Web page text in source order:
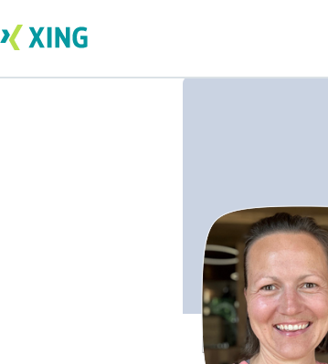
Esther